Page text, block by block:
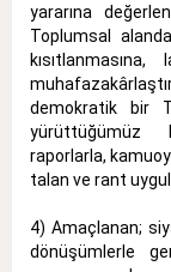
yararına
Toplumsal
demokratik bir
yürüttüğümüz
raporlarla,
talan ve rant
4) Amaçlanan;
dönüşümlerle